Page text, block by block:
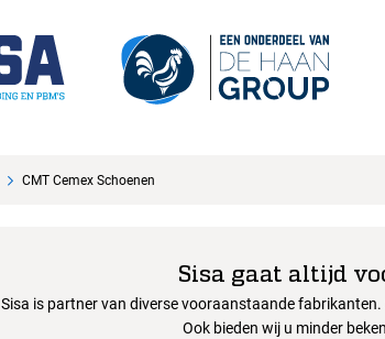
CMT Cemex Schoenen
Sisa gaat altijd
Sisa is partner van diverse vooraanstaande
Ook bieden wij u minder